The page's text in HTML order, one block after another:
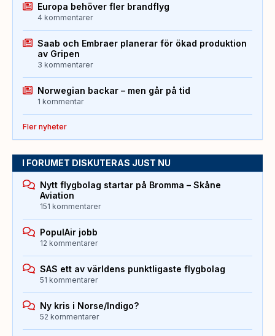
Europa behöver fler brandflyg
4 kommentarer
Saab och Embraer planerar för ökad produktion
av Gripen
3 kommentarer
Norwegian backar – men går på tid
1 kommentar
Fler nyheter
I FORUMET DISKUTERAS JUST NU
Nytt flygbolag startar på Bromma – Skåne
Aviation
151 kommentarer
PopulAir jobb
12 kommentarer
SAS ett av världens punktligaste flygbolag
51 kommentarer
Ny kris i Norse/Indigo?
52 kommentarer